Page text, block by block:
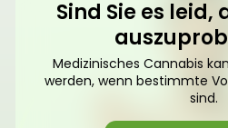
Sind Sie es
Medizinisches Cannabis
werden, wenn bestimmte
sind.